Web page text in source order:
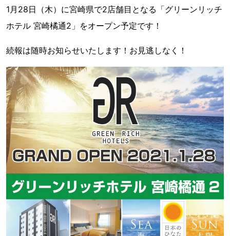
1月28日（木）に宮崎県で2店舗目となる「グリーンリッチ
ホテル 宮崎橘通2」をオープン予定です！
続報は随時お知らせいたします！お見逃しなく！